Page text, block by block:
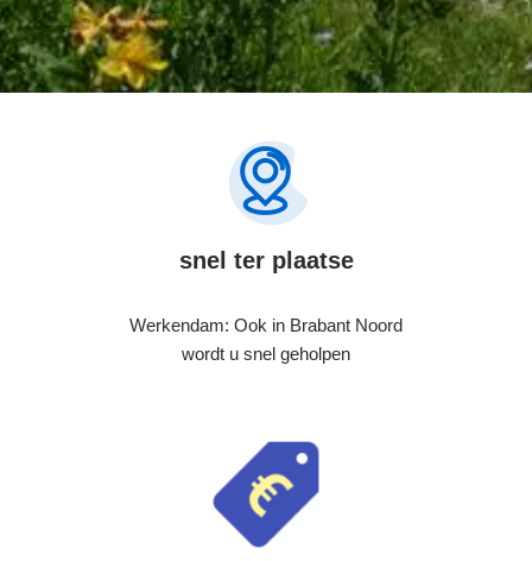
snel ter plaatse
Werkendam: Ook in Brabant Noord
wordt u snel geholpen